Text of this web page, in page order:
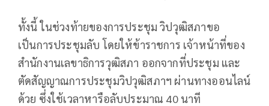
ทั้งนี้ ในช่วงท้ายของการประชุม วิปวุฒิสภาขอ
เป็นการประชุมลับ โดยให้ข้าราชการ เจ้าหน้าที่ของ
สำนักงานเลขาธิการวุฒิสภา ออกจากที่ประชุม และ
ตัดสัญญาณการประชุมวิปวุฒิสภาฯ ผ่านทางออนไลน์
ด้วย ซึ่งใช้เวลาหารือลับประมาณ 40 นาที